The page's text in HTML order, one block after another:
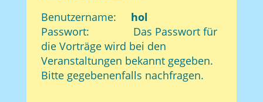
Benutzername:
hol
Passwort: Das Passwort für
die Vorträge wird bei den
Veranstaltungen bekannt gegeben.
Bitte gegebenenfalls nachfragen.